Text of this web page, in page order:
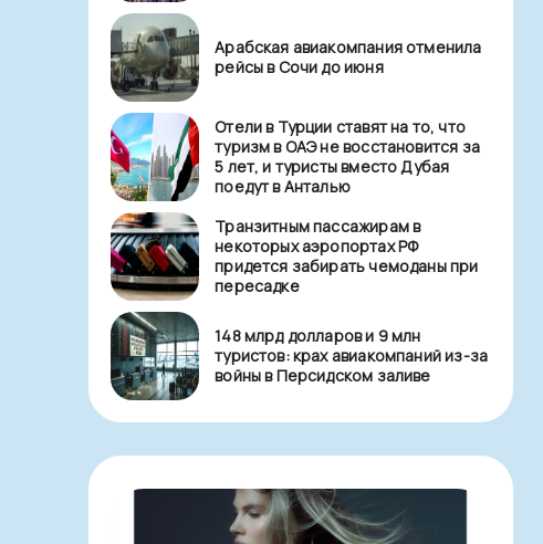
Арабская авиакомпания отменила
рейсы в Сочи до июня
Отели в Турции ставят на то, что
туризм в ОАЭ не восстановится за
5 лет, и туристы вместо Дубая
поедут в Анталью
Транзитным пассажирам в
некоторых аэропортах РФ
придется забирать чемоданы при
пересадке
148 млрд долларов и 9 млн
туристов: крах авиакомпаний из-за
войны в Персидском заливе